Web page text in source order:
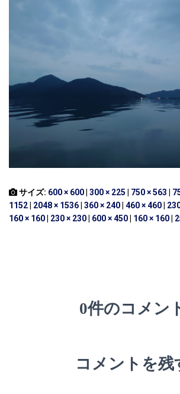
サイズ: 600 × 600| 300 × 225 | 750 × 563 |
1152| 2048 × 1536| 360 × 240| 460 × 460|
160 × 160| 230 × 230| 600 × 450| 160 × 160|
0件のコメン
コメントを残